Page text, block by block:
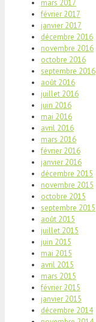
mars 2017
février 2017
janvier 2017
décembre 2016
novembre 2016
octobre 2016
septembre 2016
août 2016
juillet 2016
juin 2016
mai 2016
avril 2016
mars 2016
février 2016
janvier 2016
décembre 2015
novembre 2015
octobre 2015
septembre 2015
août 2015
juillet 2015
juin 2015
mai 2015
avril 2015
mars 2015
février 2015
janvier 2015
décembre 2014